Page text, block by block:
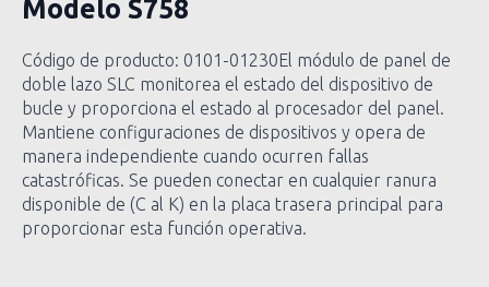
Modelo S758
Código de producto: 0101-01230El módulo de panel de
doble lazo SLC monitorea el estado del dispositivo de
bucle y proporciona el estado al procesador del panel.
Mantiene configuraciones de dispositivos y opera de
manera independiente cuando ocurren fallas
catastróficas. Se pueden conectar en cualquier ranura
disponible de (C al K) en la placa trasera principal para
proporcionar esta función operativa.